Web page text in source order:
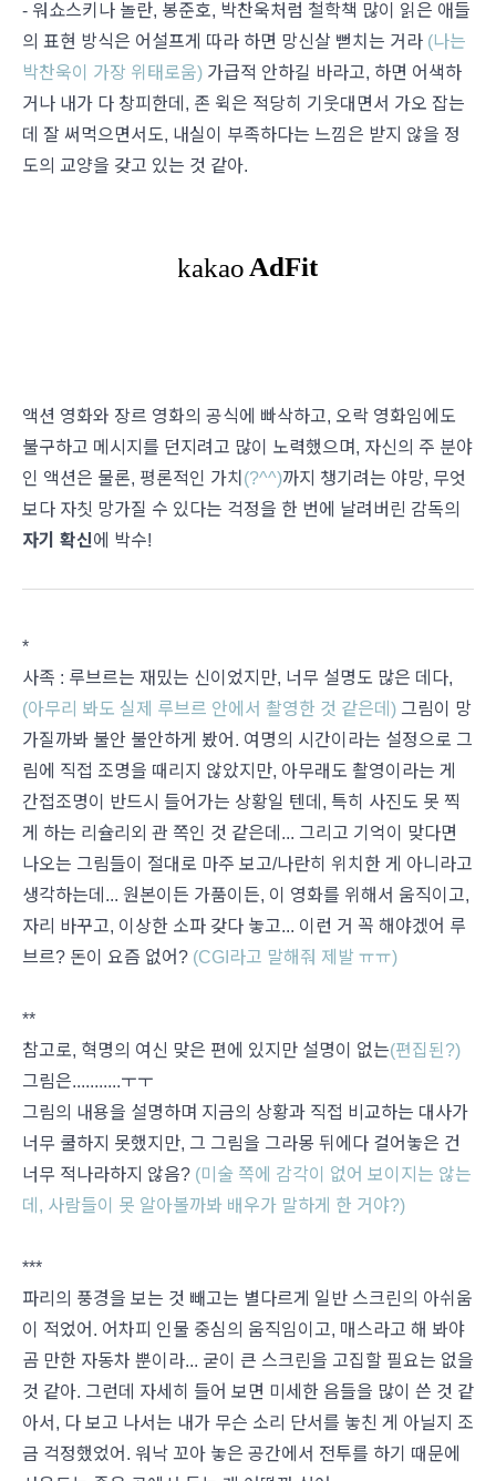
- 워쇼스키나 놀란, 봉준호, 박찬욱처럼 철학책 많이 읽은 애들
의 표현 방식은 어설프게 따라 하면 망신살 뻗치는 거라 (나는
박찬욱이 가장 위태로움) 가급적 안하길 바라고, 하면 어색하
거나 내가 다 창피한데, 존 윅은 적당히 기웃대면서 가오 잡는
데 잘 써먹으면서도, 내실이 부족하다는 느낌은 받지 않을 정
도의 교양을 갖고 있는 것 같아.
액션 영화와 장르 영화의 공식에 빠삭하고, 오락 영화임에도
불구하고 메시지를 던지려고 많이 노력했으며, 자신의 주 분야
인 액션은 물론, 평론적인 가치 (?^^)까지 챙기려는 야망, 무엇
보다 자칫 망가질 수 있다는 걱정을 한 번에 날려버린 감독의
자기 확신에 박수!
*
사족 : 루브르는 재밌는 신이었지만, 너무 설명도 많은 데다,
(아무리 봐도 실제 루브르 안에서 촬영한 것 같은데) 그림이 망
가질까봐 불안 불안하게 봤어. 여명의 시간이라는 설정으로 그
림에 직접 조명을 때리지 않았지만, 아무래도 촬영이라는 게
간접조명이 반드시 들어가는 상황일 텐데, 특히 사진도 못 찍
게 하는 리슐리외 관 쪽인 것 같은데... 그리고 기억이 맞다면
나오는 그림들이 절대로 마주 보고/나란히 위치한 게 아니라고
생각하는데... 원본이든 가품이든, 이 영화를 위해서 움직이고,
자리 바꾸고, 이상한 소파 갖다 놓고... 이런 거 꼭 해야겠어 루
브르? 돈이 요즘 없어? (CGI라고 말해줘 제발 ㅠㅠ)
**
참고로, 혁명의 여신 맞은 편에 있지만 설명이 없는(편집된?)
그림은...........ㅜㅜ
그림의 내용을 설명하며 지금의 상황과 직접 비교하는 대사가
너무 쿨하지 못했지만, 그 그림을 그라몽 뒤에다 걸어놓은 건
너무 적나라하지 않음? (미술 쪽에 감각이 없어 보이지는 않는
데, 사람들이 못 알아볼까봐 배우가 말하게 한 거야?)
***
파리의 풍경을 보는 것 빼고는 별다르게 일반 스크린의 아쉬움
이 적었어. 어차피 인물 중심의 움직임이고, 매스라고 해 봐야
곰 만한 자동차 뿐이라... 굳이 큰 스크린을 고집할 필요는 없을
것 같아. 그런데 자세히 들어 보면 미세한 음들을 많이 쓴 것 같
아서, 다 보고 나서는 내가 무슨 소리 단서를 놓친 게 아닐지 조
금 걱정했었어. 워낙 꼬아 놓은 공간에서 전투를 하기 때문에